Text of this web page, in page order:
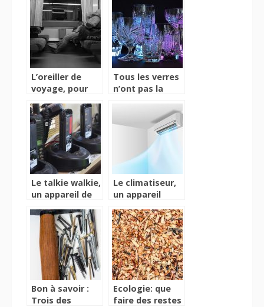
cellules de
refroidissement
L’oreiller de
voyage, pour
paisiblement
dans les
transports
Tous les verres
n’ont pas la
Le talkie walkie,
un appareil de
et de partage
des données et
informations
Le climatiseur,
un appareil
fraîcheur en
période de
chaleur
Bon à savoir :
Trois des
Ecologie: que
faire des restes